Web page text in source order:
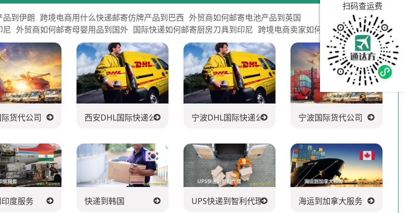
品到伊朗 跨境电商用什么快递邮寄仿牌产品到巴西 外贸商如何邮寄电池产品到英国
尼 外贸商如何邮寄母婴用品到国外 国际快递如何邮寄厨房刀具到印尼 跨境电商卖家如何邮寄玩具到印尼
货代公司 西安DHL国际快递公司 宁波DHL国际快递公司 宁波国际货代公司
度服务 快递到韩国 UPS快递到智利代理 海运到加拿大服务
扫码查运费